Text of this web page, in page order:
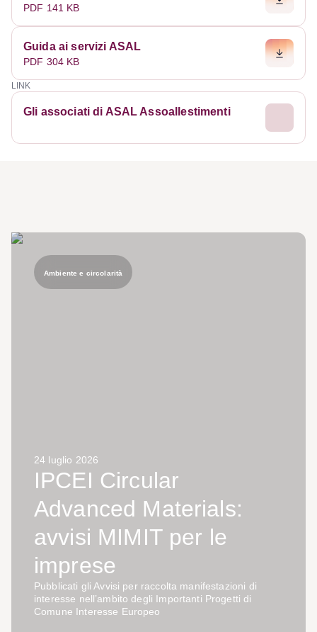
PDF 141 KB
Guida ai servizi ASAL
PDF 304 KB
LINK
Gli associati di ASAL Assoallestimenti
Ambiente e circolarità
24 luglio 2026
IPCEI Circular
Advanced Materials:
avvisi MIMIT per le
imprese
Pubblicati gli Avvisi per raccolta manifestazioni di
interesse nell’ambito degli Importanti Progetti di
Comune Interesse Europeo